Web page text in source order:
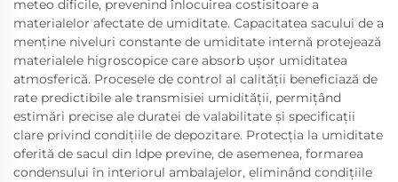
meteo dificile, prevenind înlocuirea costisitoare a
materialelor afectate de umiditate. Capacitatea sacului de a
menține niveluri constante de umiditate internă protejează
materialele higroscopice care absorb ușor umiditatea
atmosferică. Procesele de control al calității beneficiază de
rate predictibile ale transmisiei umidității, permițând
estimări precise ale duratei de valabilitate și specificații
clare privind condițiile de depozitare. Protecția la umiditate
oferită de sacul din ldpe previne, de asemenea, formarea
condensului în interiorul ambalajelor, eliminând condițiile